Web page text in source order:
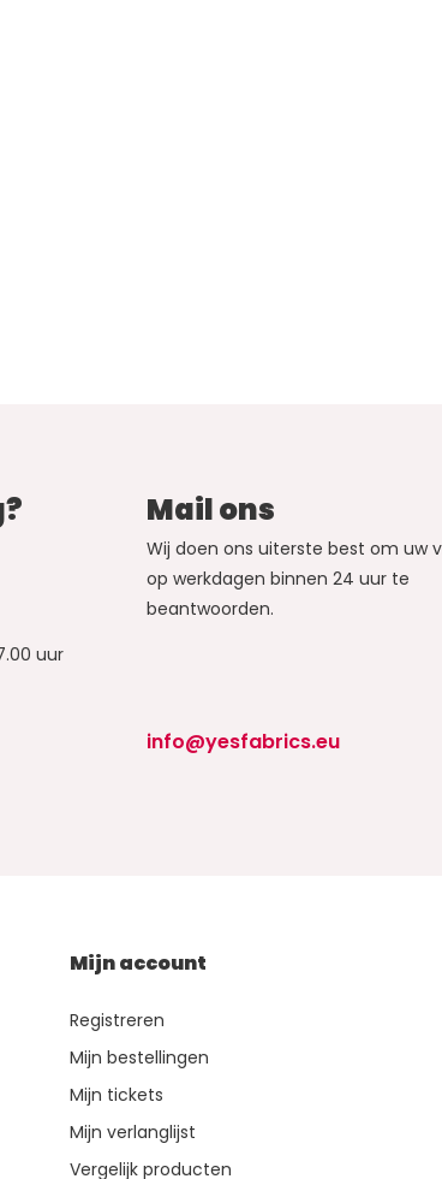
uur
Mail ons
Wij doen ons uiterste best om uw
op werkdagen binnen 24 uur te
beantwoorden.
info@yesfabrics.eu
Mijn account
Registreren
Mijn bestellingen
Mijn tickets
Mijn verlanglijst
Vergelijk producten